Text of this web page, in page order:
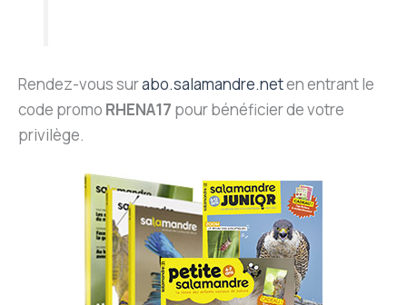
Rendez-vous surabo.salamandre.neten entrant le
code promo RHENA17 pour bénéficier de votre
privilège.